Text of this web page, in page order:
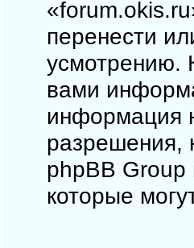
перенести
усмотрению.
вами
информация
разрешения,
phpBB Group
которые